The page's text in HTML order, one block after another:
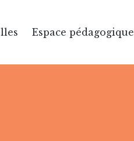
Espace pédagogique